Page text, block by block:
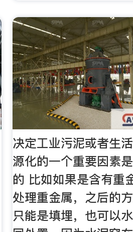
决定工业污泥或者生
源化的一个重要因素
的 比如如果是含有重
处理重金属，之后的
只能是填埋，也可以